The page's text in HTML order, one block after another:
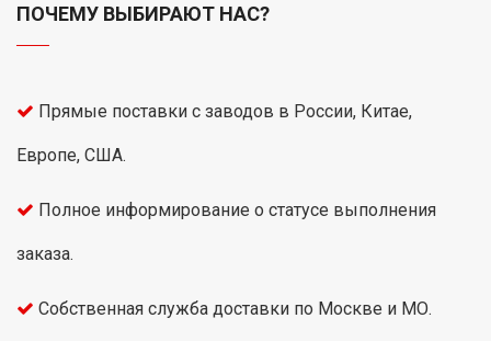
ПОЧЕМУ ВЫБИРАЮТ НАС?
Прямые поставки с заводов в России, Китае,
Европе, США.
Полное информирование о статусе выполнения
заказа.
Собственная служба доставки по Москве и МО.